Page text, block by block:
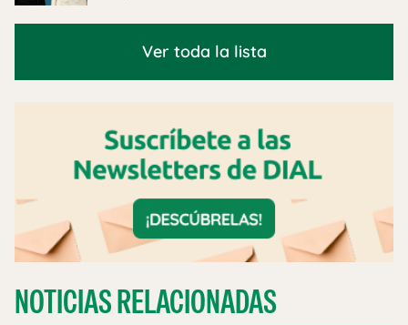
Ver toda la lista
NOTICIAS RELACIONADAS